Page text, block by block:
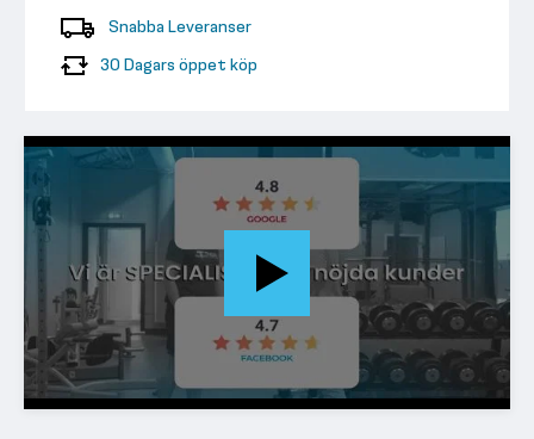
Snabba Leveranser
30 Dagars öppet köp